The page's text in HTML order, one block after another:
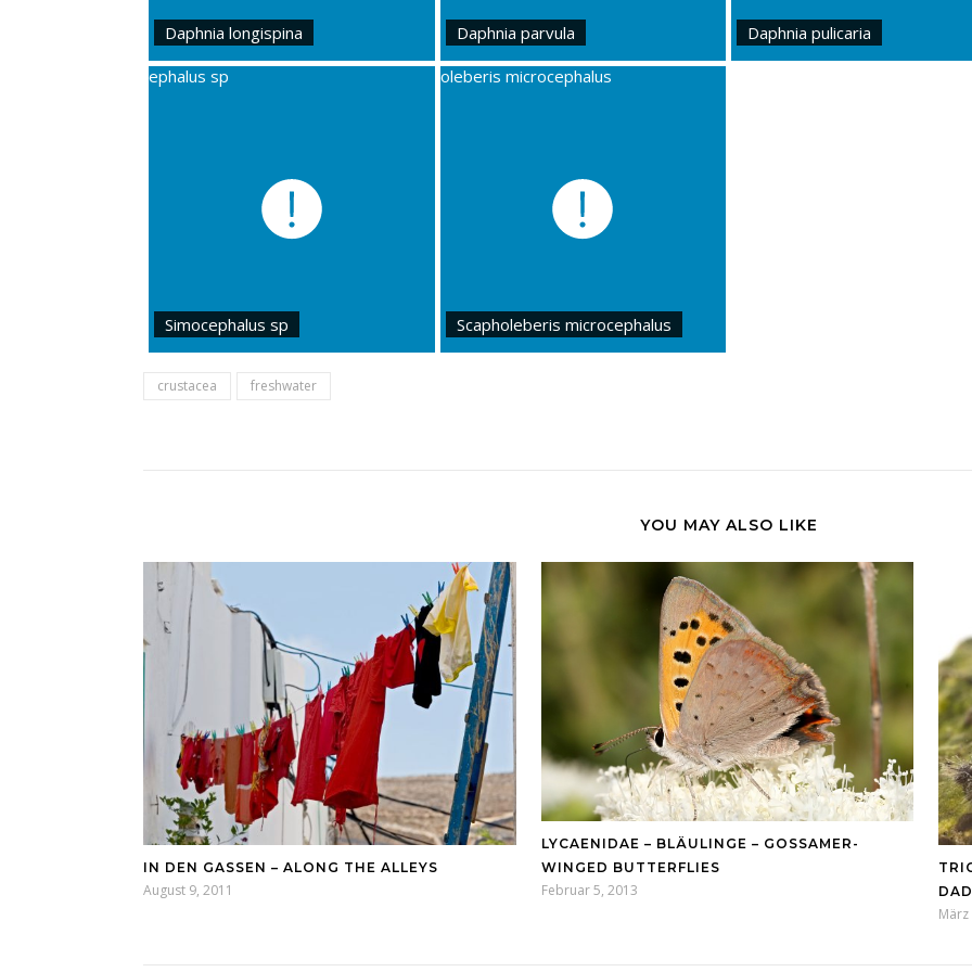
Daphnia longispina Daphnia parvula Daphnia pulicaria
Simocephalus sp Scapholeberis microcephalus
crustacea freshwater
YOU MAY ALSO LIKE
IN DEN GASSEN – ALONG THE ALLEYS
August 9, 2011
LYCAENIDAE – BLÄULINGE – GOSSAMER-
WINGED BUTTERFLIES
Februar 5, 2013